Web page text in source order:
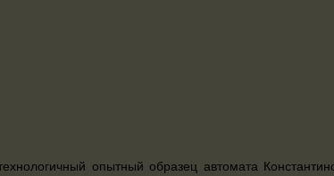
опытный образец автомата